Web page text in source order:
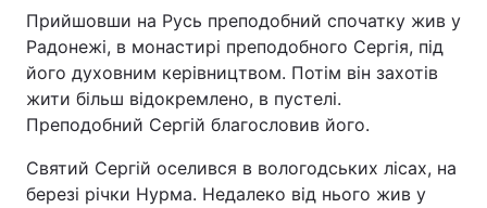
Контакти
Послуги
Прийшовши на Русь преподобний спочатку жив у
Радонежі, в монастирі преподобного Сергія, під
його духовним керівництвом. Потім він захотів
жити більш відокремлено, в пустелі.
Преподобний Сергій благословив його.
Святий Сергій оселився в вологодських лісах, на
березі річки Нурма. Недалеко від нього жив у